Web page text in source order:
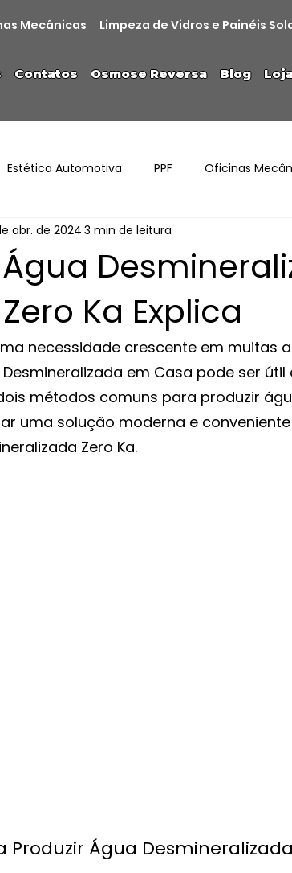
Mecânicas Limpeza de Vidros e Painéis
Contatos Osmose Reversa Blog
Estética Automotiva PPF Oficinas
Ka Explica
abr. de 2024 3 min de leitura
necessidade crescente em muitas
em Casa pode ser
métodos comuns para produzir
uma solução moderna e
Zero Ka.
Produzir Água